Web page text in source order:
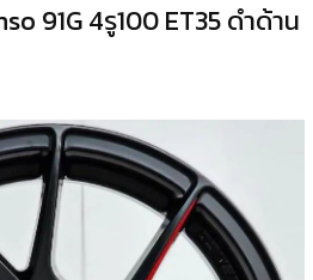
91G 4รู100 ET35 ดำด้าน